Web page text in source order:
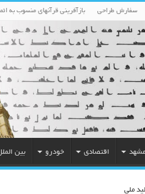
سفارش طراحی بازآفرینی قرآنهای منسوب به
مشهد اقتصادی خودرو بین
ملی